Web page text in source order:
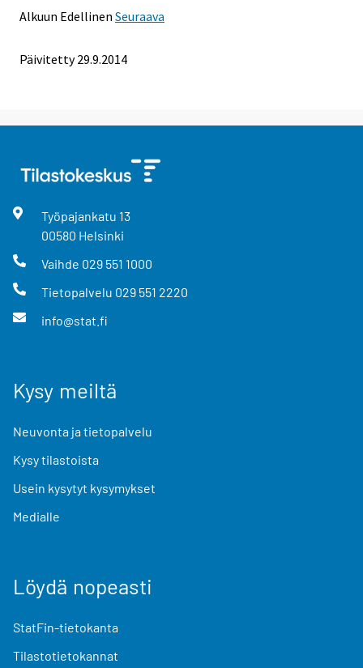
Alkuun Edellinen Seuraava
Päivitetty 29.9.2014
Työpajankatu 13
00580 Helsinki
Vaihde 029 551 1000
Tietopalvelu 029 551 2220
info@stat.fi
Kysy meiltä
Neuvonta ja tietopalvelu
Kysy tilastoista
Usein kysytyt kysymykset
Medialle
Löydä nopeasti
StatFin-tietokanta
Tilastotietokannat